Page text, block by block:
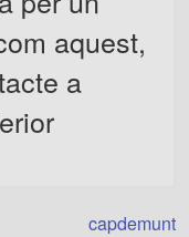
aquest,
a
capdemunt